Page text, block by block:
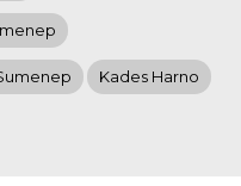
Kades Harno